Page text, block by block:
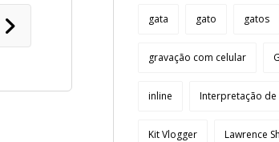
gata gato gatos
gravação com celular
inline Interpretação de
Kit Vlogger Lawrence